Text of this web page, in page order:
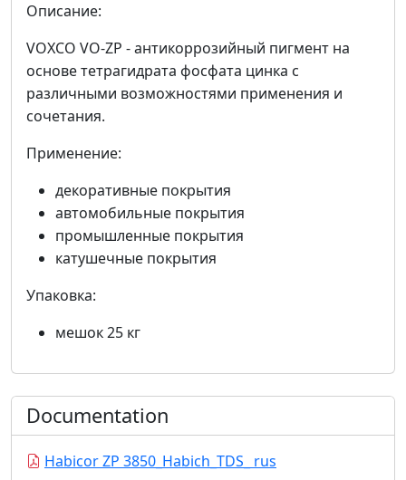
Описание:
VOXCO VO-ZP - антикоррозийный пигмент на
основе тетрагидрата фосфата цинка с
различными возможностями применения и
сочетания.
Применение:
декоративные покрытия
автомобильные покрытия
промышленные покрытия
катушечные покрытия
Упаковка:
мешок 25 кг
Documentation
Habicor ZP 3850_Habich_TDS_ rus